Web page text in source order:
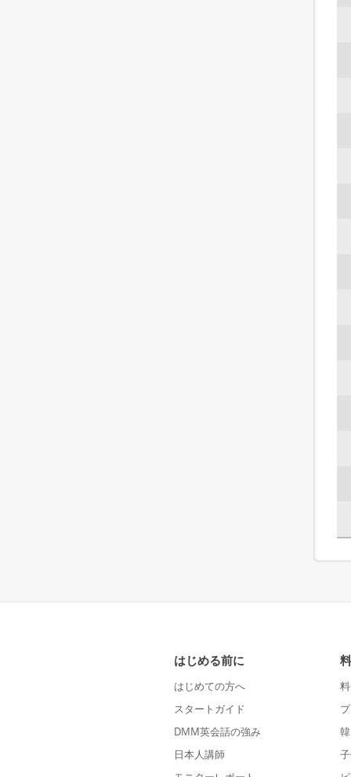
はじめる前に
はじめての方へ
スタートガイド
DMM英会話の強み
日本人講師